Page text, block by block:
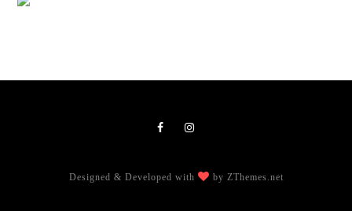
Designed & Developed with by ZThemes.net